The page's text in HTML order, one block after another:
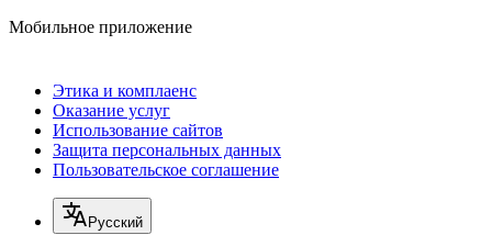
Мобильное приложение
Этика и комплаенс
Оказание услуг
Использование сайтов
Защита персональных данных
Пользовательское соглашение
Русский